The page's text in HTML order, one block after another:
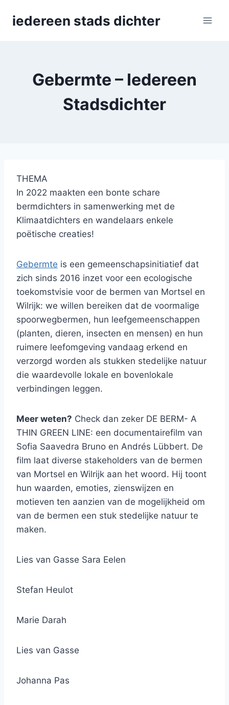
iedereen stads dichter
Gebermte – Iedereen
Stadsdichter
THEMA
In 2022 maakten een bonte schare
bermdichters in samenwerking met de
Klimaatdichters en wandelaars enkele
poëtische creaties!
Gebermte is een gemeenschapsinitiatief dat
zich sinds 2016 inzet voor een ecologische
toekomstvisie voor de bermen van Mortsel en
Wilrijk: we willen bereiken dat de voormalige
spoorwegbermen, hun leefgemeenschappen
(planten, dieren, insecten en mensen) en hun
ruimere leefomgeving vandaag erkend en
verzorgd worden als stukken stedelijke natuur
die waardevolle lokale en bovenlokale
verbindingen leggen.
Meer weten? Check dan zeker DE BERM- A
THIN GREEN LINE: een documentairefilm van
Sofia Saavedra Bruno en Andrés Lübbert. De
film laat diverse stakeholders van de bermen
van Mortsel en Wilrijk aan het woord. Hij toont
hun waarden, emoties, zienswijzen en
motieven ten aanzien van de mogelijkheid om
van de bermen een stuk stedelijke natuur te
maken.
Lies van Gasse Sara Eelen
Stefan Heulot
Marie Darah
Lies van Gasse
Johanna Pas